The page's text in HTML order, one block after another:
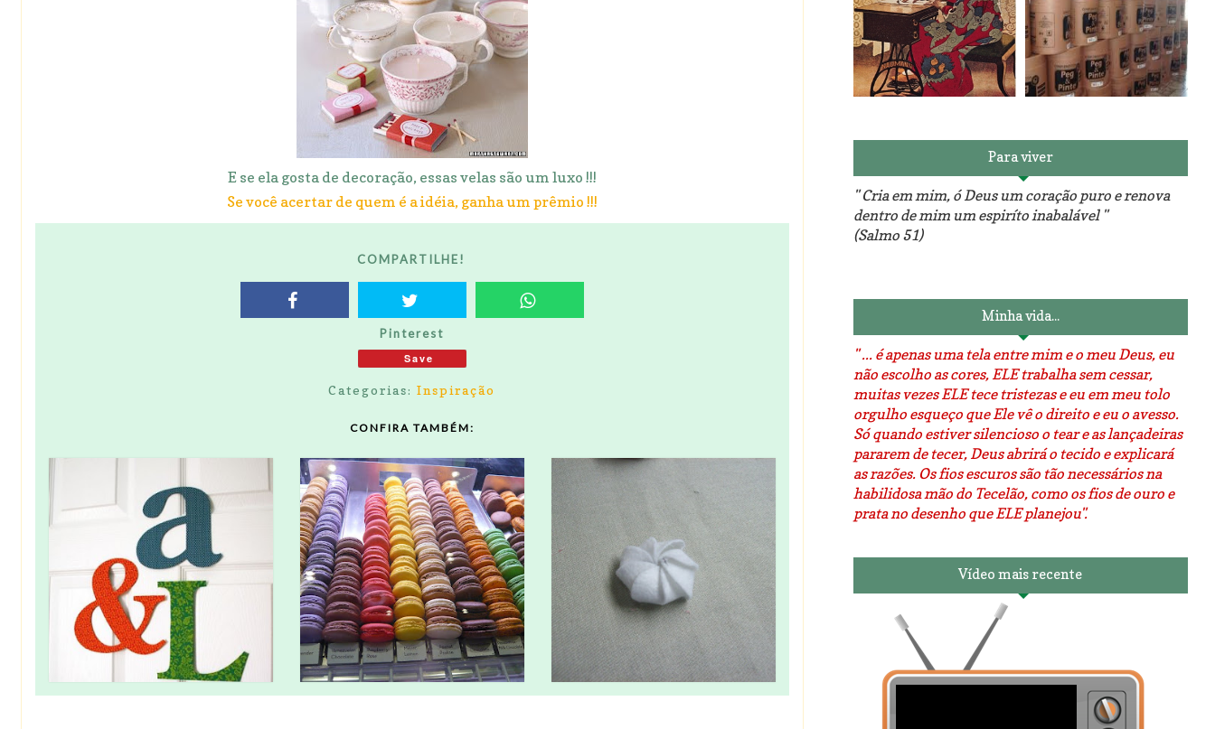
E se ela gosta de decoração, essas velas são um luxo !!!
Se você acertar de quem é a idéia, ganha um prêmio !!!
COMPARTILHE!
Pinterest
Save
Categorias:Inspiração
CONFIRA TAMBÉM:
Reforma do sofá, agora é
em patchwork!
The Red Velvet !!! O Perfeito
Para viver
" Cria em mim, ó Deus um coração puro e renova
dentro de mim um espiríto inabalável "
(Salmo 51)
Minha vida...
" ... é apenas uma tela entre mim e o meu Deus, eu
não escolho as cores, ELE trabalha sem cessar,
muitas vezes ELE tece tristezas e eu em meu tolo
orgulho esqueço que Ele vê o direito e eu o avesso.
Só quando estiver silencioso o tear e as lançadeiras
pararem de tecer, Deus abrirá o tecido e explicará
as razões. Os fios escuros são tão necessários na
habilidosa mão do Tecelão, como os fios de ouro e
prata no desenho que ELE planejou".
Vídeo mais recente